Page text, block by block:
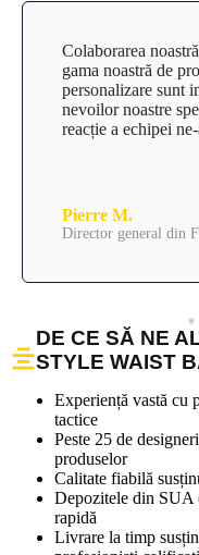
a îmbunătățit
răspunzând
capacitatea de
DE CE SĂ NE
STYLE WAIST
Experiență vastă cu
tactice
Peste 25 de
produselor
Calitate fiabilă
Depozitele din SUA
rapidă
Livrare la timp